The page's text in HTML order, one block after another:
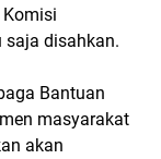
saja disahkan.
Bantuan
masyarakat
akan